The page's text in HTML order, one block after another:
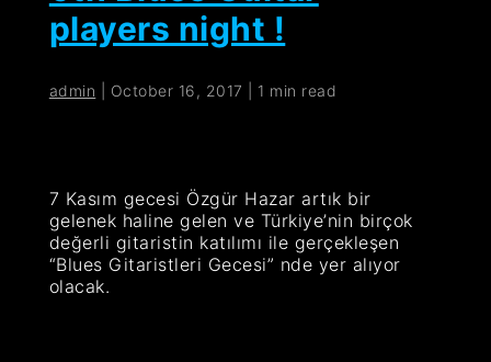
players night !
admin October 16, 2017 1 min read
7 Kasım gecesi Özgür Hazar artık bir
gelenek haline gelen ve Türkiye’nin birçok
değerli gitaristin katılımı ile gerçekleşen
“Blues Gitaristleri Gecesi” nde yer alıyor
olacak.